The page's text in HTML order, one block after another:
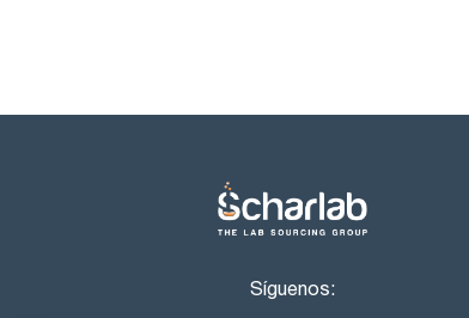
Síguenos: